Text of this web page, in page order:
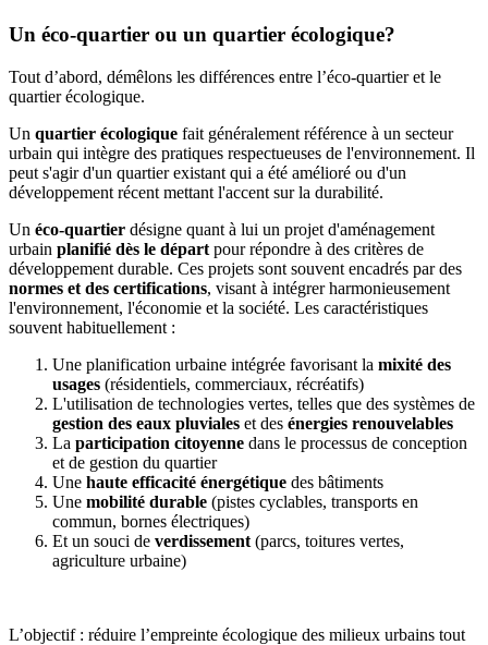
Un éco-quartier ou un quartier écologique?
Tout d’abord, démêlons les différences entre l’éco-quartier et le
quartier écologique.
Un quartier écologique fait généralement référence à un secteur
urbain qui intègre des pratiques respectueuses de l'environnement. Il
peut s'agir d'un quartier existant qui a été amélioré ou d'un
développement récent mettant l'accent sur la durabilité.
Un éco-quartier désigne quant à lui un projet d'aménagement
urbain planifié dès le départ pour répondre à des critères de
développement durable. Ces projets sont souvent encadrés par des
normes et des certifications, visant à intégrer harmonieusement
l'environnement, l'économie et la société. Les caractéristiques
souvent habituellement :
Une planification urbaine intégrée favorisant la mixité des
usages (résidentiels, commerciaux, récréatifs)
L'utilisation de technologies vertes, telles que des systèmes de
gestion des eaux pluviales et des énergies renouvelables
La participation citoyenne dans le processus de conception
et de gestion du quartier
Une haute efficacité énergétique des bâtiments
Une mobilité durable (pistes cyclables, transports en
commun, bornes électriques)
Et un souci de verdissement (parcs, toitures vertes,
agriculture urbaine)
L’objectif : réduire l’empreinte écologique des milieux urbains tout